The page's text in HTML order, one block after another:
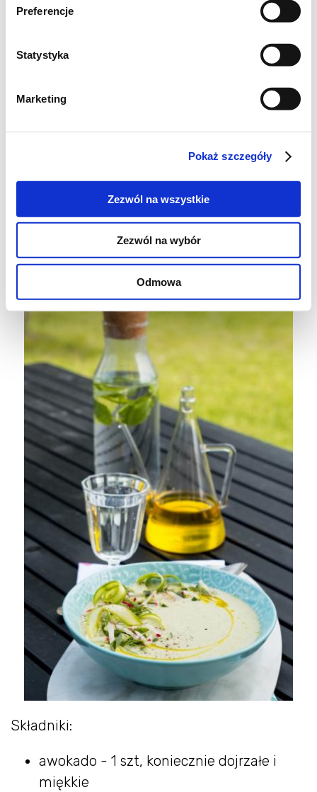
Preferencje
Statystyka
Marketing
Pokaż szczegóły
Zezwól na wszystkie
Zezwól na wybór
Odmowa
miski obłędnie pysznego chłodnika z
Składniki:
awokado - 1 szt, koniecznie dojrzałe i
miękkie